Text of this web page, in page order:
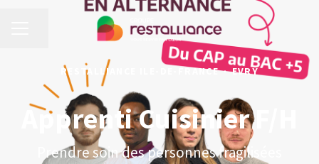
Partager la page
RESTALLIANCE ILE-DE-FRANCE · EVRY
Apprenti Cuisinier F/H
Prendre soin des personnes fragilisées